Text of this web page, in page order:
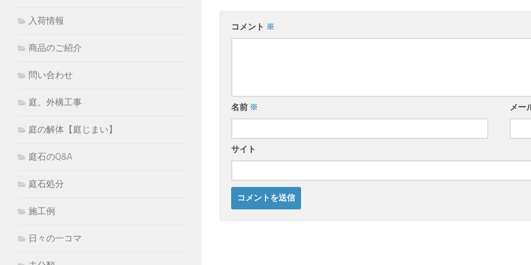
コメント ※
名前 ※ メー
サイト
入荷情報
商品のご紹介
問い合わせ
庭。外構工事
庭の解体【庭じまい】
庭石のQ&A
庭石処分
施工例
日々の一コマ